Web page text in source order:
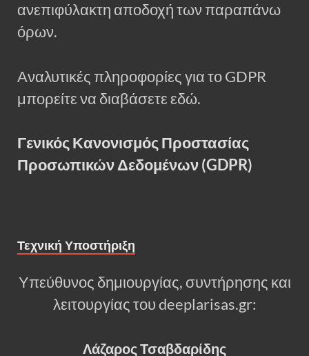
ανεπιφύλακτη αποδοχή των παραπάνω
όρων.
Αναλυτικές πληροφορίες για το GDPR
μπορείτε να διαβάσετε εδώ.
Γενικός Κανονισμός Προστασίας
Προσωπικών Δεδομένων (GDPR)
Τεχνική Υποστήριξη
Υπεύθυνος δημιουργίας, συντήρησης και
λειτουργίας του deeplarisas.gr:
Λάζαρος Τσαβδαρίδης